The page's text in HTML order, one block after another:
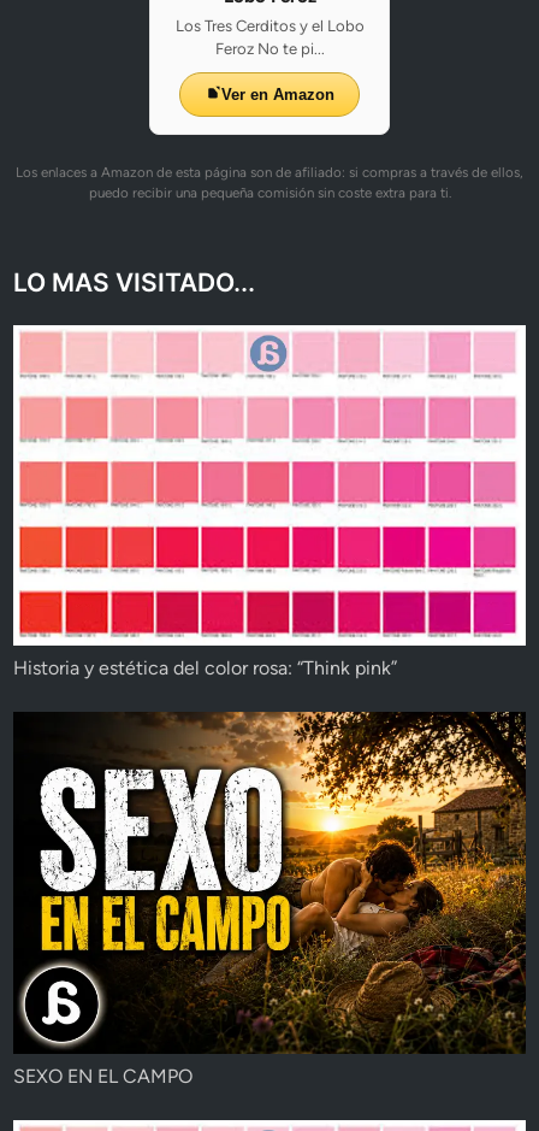
Los Tres Cerditos y el Lobo
Feroz No te pi...
Ver en Amazon
Los enlaces a Amazon de esta página son de afiliado: si compras a través de ellos,
puedo recibir una pequeña comisión sin coste extra para ti.
LO MAS VISITADO...
Historia y estética del color rosa: “Think pink”
SEXO EN EL CAMPO